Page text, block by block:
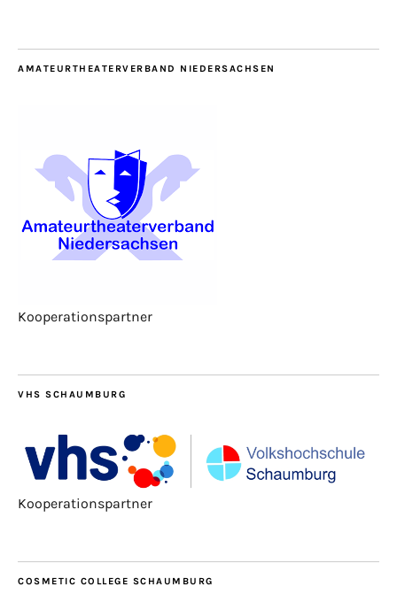
AMATEURTHEATERVERBAND NIEDERSACHSEN
Kooperationspartner
VHS SCHAUMBURG
Kooperationspartner
COSMETIC COLLEGE SCHAUMBURG